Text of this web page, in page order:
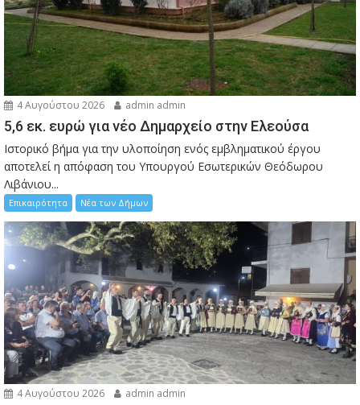
4 Αυγούστου 2026 admin admin
5,6 εκ. ευρώ για νέο Δημαρχείο στην Ελεούσα
Ιστορικό βήμα για την υλοποίηση ενός εμβληματικού έργου
αποτελεί η απόφαση του Υπουργού Εσωτερικών Θεόδωρου
Λιβάνιου...
Επικαιρότητα Νέα των Δήμων
4 Αυγούστου 2026 admin admin